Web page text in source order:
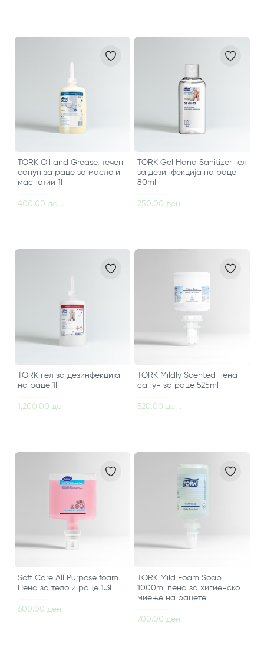
TORK Oil and Grease, течен
сапун за раце за масло и
маснотии 1l
400.00 ден.
TORK Gel Hand Sanitizer гел
за дезинфекција на раце
80ml
250.00 ден.
TORK гел за дезинфекција
на раце 1l
1,200.00 ден.
TORK Mildly Scented пена
сапун за раце 525ml
520.00 ден.
Soft Care All Purpose foam
Пена за тело и раце 1.3l
600.00 ден.
TORK Mild Foam Soap
1000ml пена за хигиенско
миење на рацете
700.00 ден.